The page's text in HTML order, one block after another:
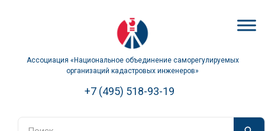
Ассоциация «Национальное объединение саморегулируемых
организаций кадастровых инженеров»
+7 (495) 518-93-19